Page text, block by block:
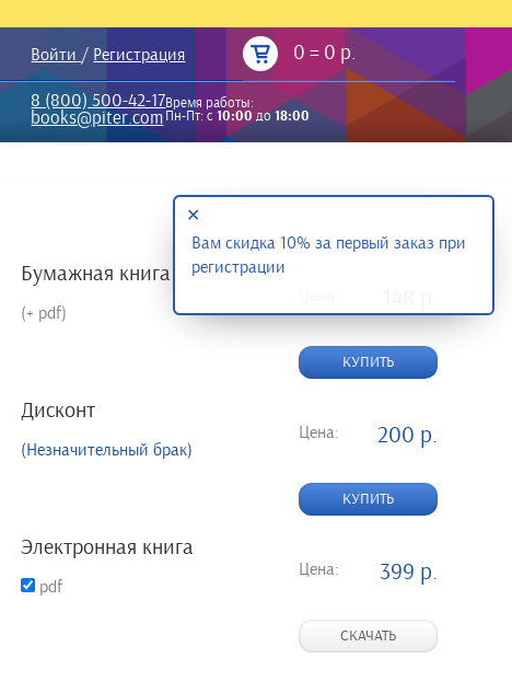
Войти / Регистрация 0 = 0 р.
8 (800) 500-42-17
books@piter.com
Время работы:
Пн-Пт: с10:00до18:00
Бумажная книга
(+ pdf)
КУПИТЬ
Дисконт
(Незначительный брак)
Цена: 200 р.
КУПИТЬ
Электронная книга
pdf
Цена: 399 р.
СКАЧАТЬ
Вам скидка 10% за первый заказ при
регистрации
✕